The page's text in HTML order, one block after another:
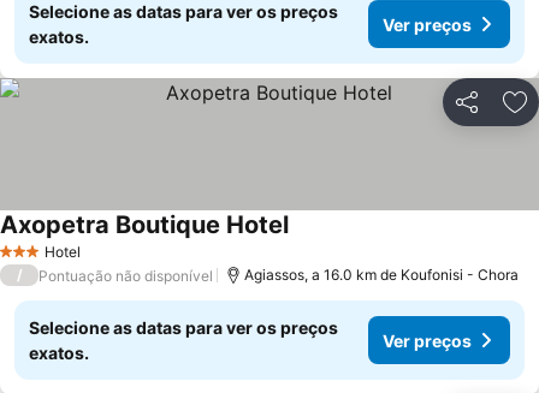
Selecione as datas para ver os preços
exatos.
Ver preços
Partilhar
3 EstrelasHotel
Axopetra Boutique Hotel
/ Pontuação não disponível Agiassos, a 16.0 km de Koufonisi - Chora
Selecione as datas para ver os preços
exatos.
Ver preços